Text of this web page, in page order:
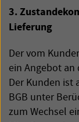
3.
Lieferung
Der vom
ein Angebot an
Der Kunden ist
BGB unter
zum Wechsel